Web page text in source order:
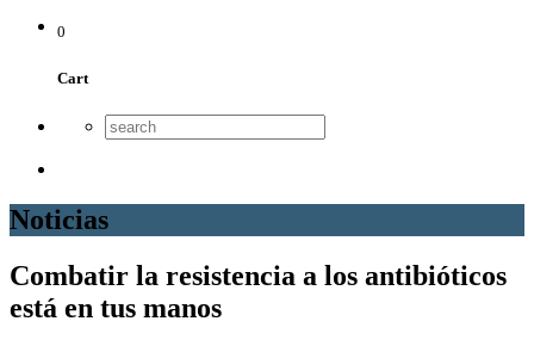
0
Cart
Noticias
Combatir la resistencia a los antibióticos
está en tus manos